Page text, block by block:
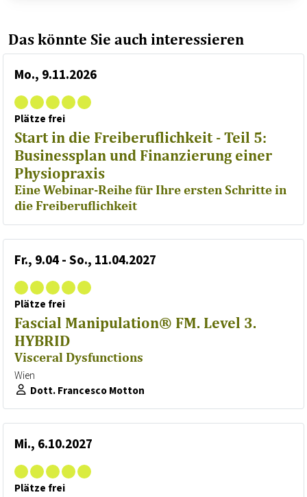
Das könnte Sie auch interessieren
Mo., 9.11.2026
Plätze frei
Start in die Freiberuflichkeit - Teil 5:
Businessplan und Finanzierung einer
Physiopraxis
Eine Webinar-Reihe für Ihre ersten Schritte in
die Freiberuflichkeit
Fr., 9.04 - So., 11.04.2027
Plätze frei
Fascial Manipulation® FM. Level 3.
HYBRID
Visceral Dysfunctions
Wien
Dott. Francesco Motton
Mi., 6.10.2027
Plätze frei